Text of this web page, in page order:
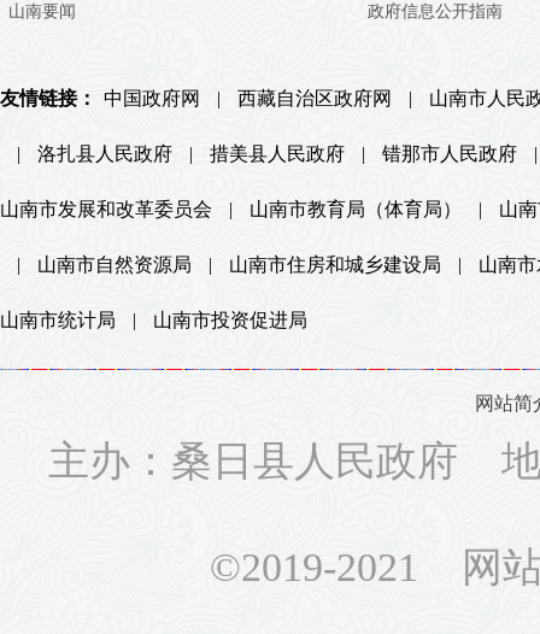
山南要闻 政府信息公开指南
友情链接： 中国政府网 | 西藏自治区政府网 | 山南市人民
| 洛扎县人民政府 | 措美县人民政府 | 错那市人民政府 |
山南市发展和改革委员会 | 山南市教育局（体育局） | 山
| 山南市自然资源局 | 山南市住房和城乡建设局 | 山南
山南市统计局 | 山南市投资促进局
网站简
主办：桑日县人民政府
©2019-2021 网